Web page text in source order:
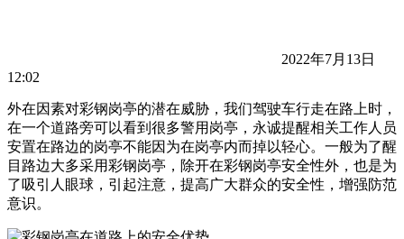
2022年7月13日
12:02
外在因素对彩钢岗亭的潜在威胁，我们驾驶车行走在路上时，
在一个道路旁可以看到很多警用岗亭，永诚提醒相关工作人员
安置在路边的岗亭不能因为在岗亭内而掉以轻心。一般为了醒
目路边大多采用彩钢岗亭，除开在彩钢岗亭安全性外，也是为
了吸引人眼球，引起注意，提高广大群众的安全性，增强防范
意识。